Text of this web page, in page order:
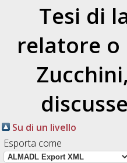
Tesi di
relatore
Su di un livello
Esporta come